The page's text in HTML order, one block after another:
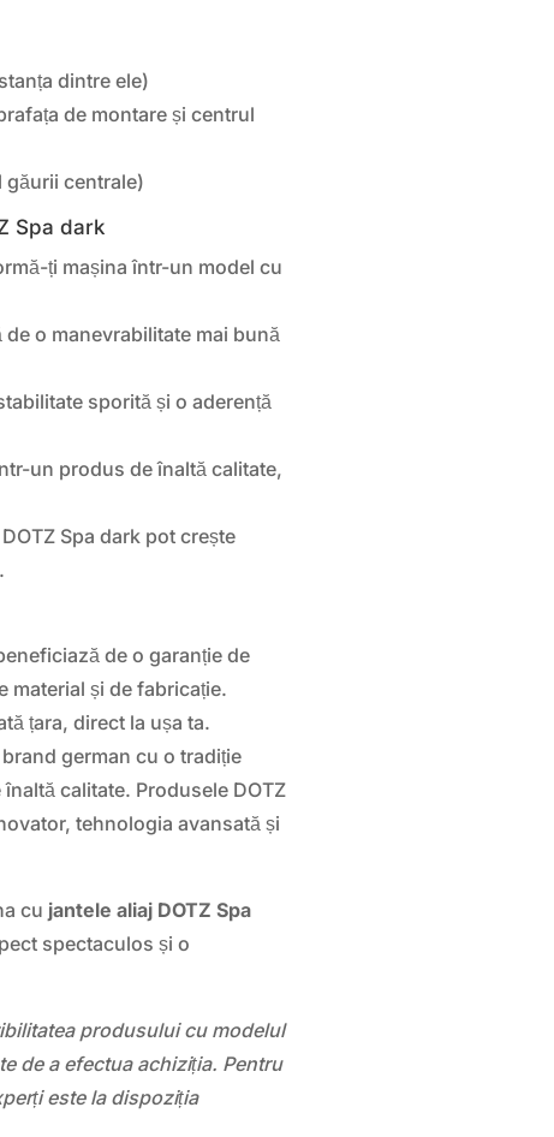
dintre ele)
de montare și centrul
găurii centrale)
Spa dark
ți mașina într-un model cu
de o manevrabilitate mai bună
sporită și o aderență
un produs de înaltă calitate,
Spa dark pot crește
de o garanție de
material și de fabricație.
țara, direct la ușa ta.
german cu o tradiție
calitate. Produsele DOTZ
tehnologia avansată și
cu jantele aliaj DOTZ Spa
spectaculos și o
produsului cu modelul
de a efectua achiziția. Pentru
este la dispoziția